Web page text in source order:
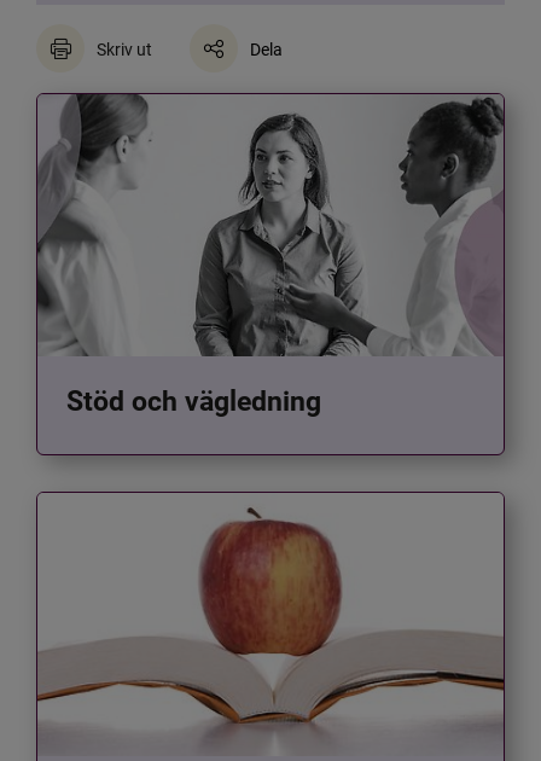
Skriv ut Dela
Stöd och vägledning